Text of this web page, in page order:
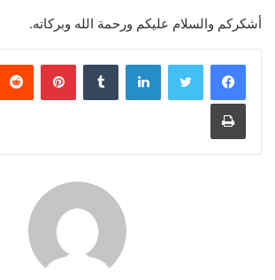
أشكركم والسلام عليكم ورحمة الله وبركاته.
لينكدإن
طباعة